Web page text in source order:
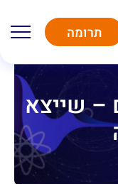
תרומה
– שייצא